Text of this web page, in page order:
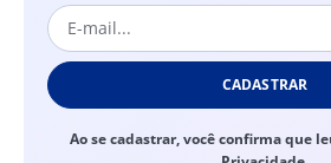
CADASTRAR
Ao se cadastrar, você confirma que